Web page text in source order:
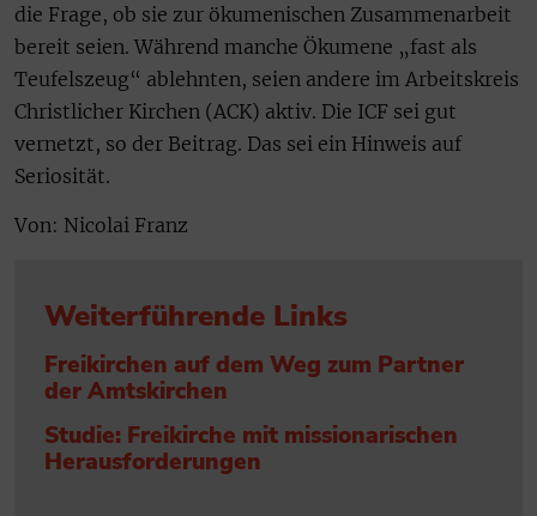
die Frage, ob sie zur ökumenischen Zusammenarbeit
bereit seien. Während manche Ökumene „fast als
Teufelszeug“ ablehnten, seien andere im Arbeitskreis
Christlicher Kirchen (ACK) aktiv. Die ICF sei gut
vernetzt, so der Beitrag. Das sei ein Hinweis auf
Seriosität.
Von: Nicolai Franz
Weiterführende Links
Freikirchen auf dem Weg zum Partner
der Amtskirchen
Studie: Freikirche mit missionarischen
Herausforderungen